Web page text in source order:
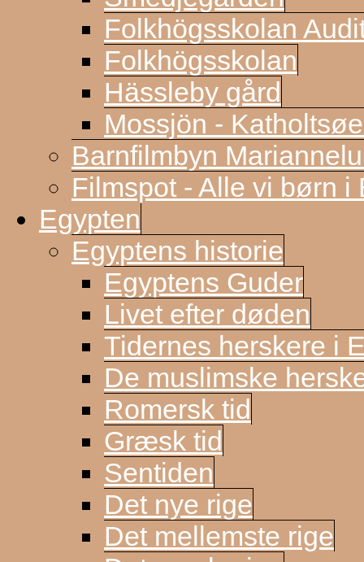
Folkhögsskolan
Folkhögsskolan
Hässleby gård
Mossjön -
Barnfilmbyn
Filmspot - Alle vi børn i
Egypten
Egyptens historie
Egyptens Guder
Livet efter døden
Tidernes herskere i
De muslimske
Romersk tid
Græsk tid
Sentiden
Det nye rige
Det mellemste rige